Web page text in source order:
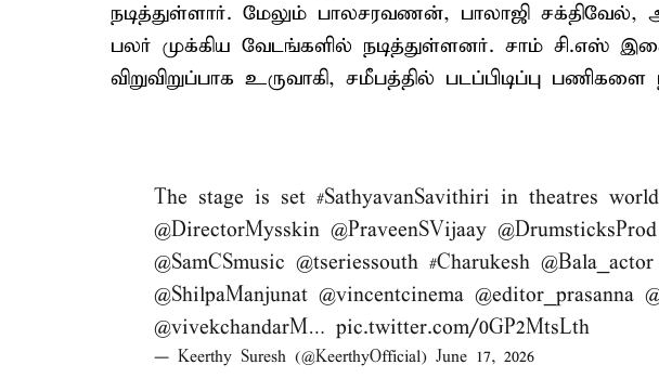
நடித்துள்ளார். மேலும் பாலசரவணன், பாலாஜி
பலர் முக்கிய வேடங்களில் நடித்துள்ளனர். சாம் சி.எஸ்
விறுவிறுப்பாக உருவாகி, சமீபத்தில் படப்பிடிப்பு பணிகளை
The stage is set #SathyavanSavithiri in theatres
@DirectorMysskin @PraveenSVijaay @DrumsticksProd
@SamCSmusic @tseriessouth #Charukesh @Bala_actor
@ShilpaManjunat @vincentcinema @editor_prasanna
@vivekchandarM… pic.twitter.com/0GP2MtsLth
— Keerthy Suresh (@KeerthyOfficial) June 17, 2026